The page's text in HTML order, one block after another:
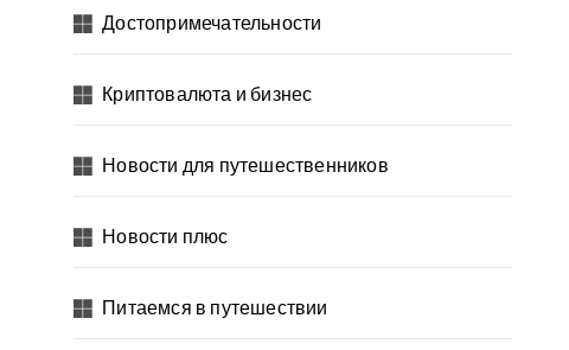
Достопримечательности
Криптовалюта и бизнес
Новости для путешественников
Новости плюс
Питаемся в путешествии